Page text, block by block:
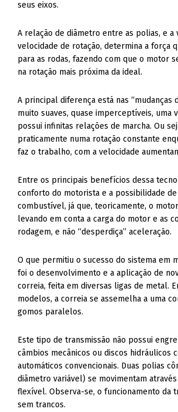
seus eixos.
A relação de diâmetro entre as polias, e a
velocidade de rotação, determina a força
para as rodas, fazendo com que o motor
na rotação mais próxima da ideal.
A principal diferença está nas “mudanças
muito suaves, quase imperceptíveis, uma
possui infinitas relações de marcha. Ou
praticamente numa rotação constante
faz o trabalho, com a velocidade
Entre os principais benefícios dessa
conforto do motorista e a possibilidade de
combustível, já que, teoricamente, o
levando em conta a carga do motor e as
rodagem, e não “desperdiça” aceleração.
O que permitiu o sucesso do sistema em
foi o desenvolvimento e a aplicação de
correia, feita em diversas ligas de metal.
modelos, a correia se assemelha a uma
gomos paralelos.
Este tipo de transmissão não possui
câmbios mecânicos ou discos hidráulicos
automáticos convencionais. Duas polias
diâmetro variável) se movimentam
flexível. Observa-se, o funcionamento da
sem trancos.